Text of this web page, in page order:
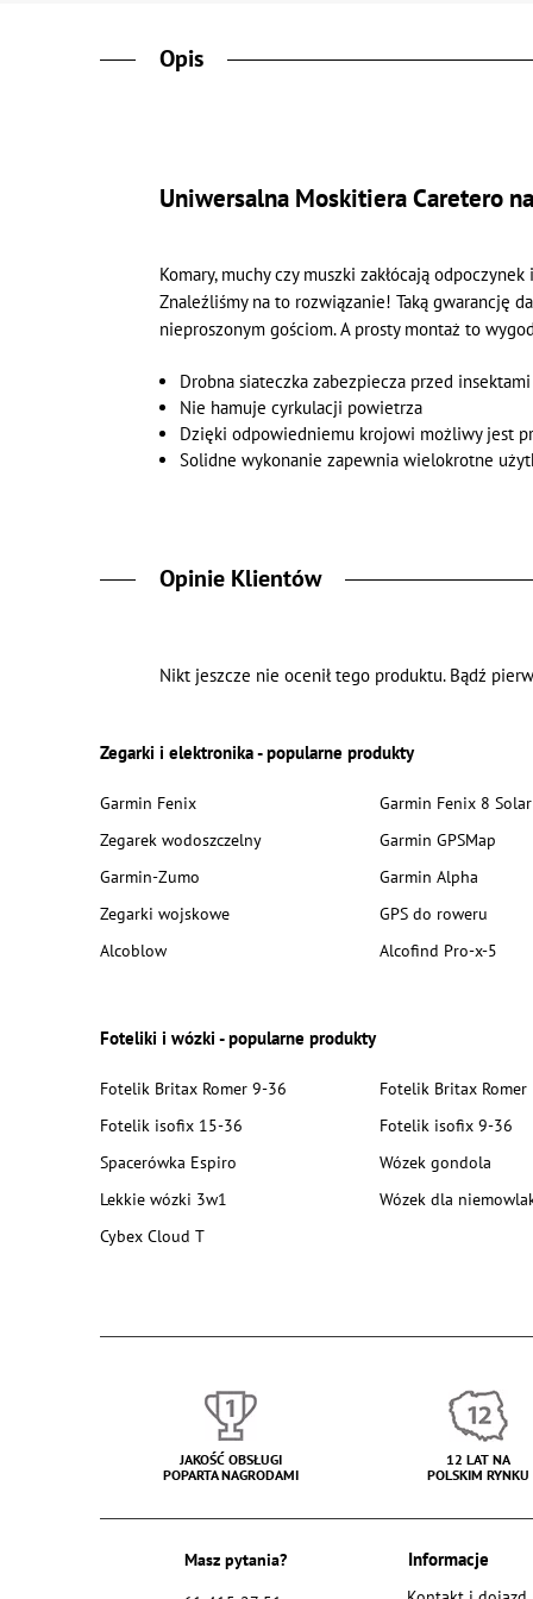
Opis
Uniwersalna Moskitiera Caretero
Komary, muchy czy muszki zakłócają
Znaleźliśmy na to rozwiązanie! Taką gwarancję
nieproszonym gościom. A prosty montaż to
Drobna siateczka zabezpiecza przed
Nie hamuje cyrkulacji powietrza
Dzięki odpowiedniemu krojowi możliwy jest
Solidne wykonanie zapewnia wielokrotne
Opinie Klientów
Nikt jeszcze nie ocenił tego produktu. Bądź
Zegarki i elektronika - popularne produkty
Garmin Fenix
Garmin Fenix 8 Solar
Zegarek wodoszczelny
Garmin GPSMap
Garmin-Zumo
Garmin Alpha
Zegarki wojskowe
GPS do roweru
Alcoblow
Alcofind Pro-x-5
Foteliki i wózki - popularne produkty
Fotelik Britax Romer 9-36
Fotelik Britax
Fotelik isofix 15-36
Fotelik isofix 9-36
Spacerówka Espiro
Wózek gondola
Lekkie wózki 3w1
Wózek dla
Cybex Cloud T
JAKOŚĆ OBSŁUGI
POPARTA NAGRODAMI
12 LAT NA
POLSKIM RYNKU
Masz pytania?
Informacje